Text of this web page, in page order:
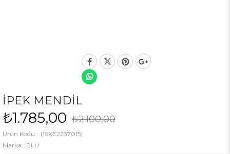
İPEK MENDİL
₺2.100,00
₺1.785,00
(19KE2237015)
Marka : BLU